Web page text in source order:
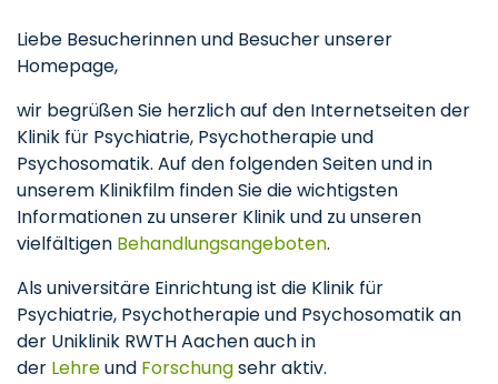
Liebe Besucherinnen und Besucher unserer
Homepage,
wir begrüßen Sie herzlich auf den Internetseiten der
Klinik für Psychiatrie, Psychotherapie und
Psychosomatik. Auf den folgenden Seiten und in
unserem Klinikfilm finden Sie die wichtigsten
Informationen zu unserer Klinik und zu unseren
vielfältigen Behandlungsangeboten.
Als universitäre Einrichtung ist die Klinik für
Psychiatrie, Psychotherapie und Psychosomatik an
der Uniklinik RWTH Aachen auch in
der Lehreund Forschungsehr aktiv.